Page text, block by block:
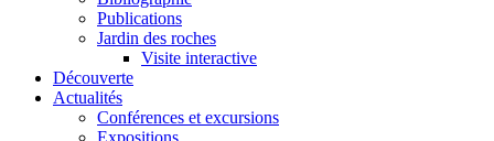
Publications
Jardin des roches
Visite interactive
Découverte
Actualités
Conférences et excursions
Expositions